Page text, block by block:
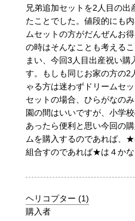
兄弟追加セットを2人目の出
たことでした。値段的にも
ムセットの方がだんぜんお
の時はそんなことも考える
まい、今回3人目出産祝い
す。もしも同じお家の方の2
ゃる方は迷わずドリームセ
セットの場合、ひらがなの
園の間はいいですが、小学
あったら便利と思い今回の
ムを購入するのであれば、
組合すのであれば★は４かな
ヘリコプター
1
購入者